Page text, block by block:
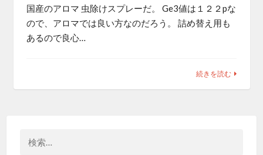
国産のアロマ 虫除けスプレーだ。 Ge3値は１２２pな
ので、アロマでは良い方なのだろう。 詰め替え用も
あるので良心…
続きを読む
索: